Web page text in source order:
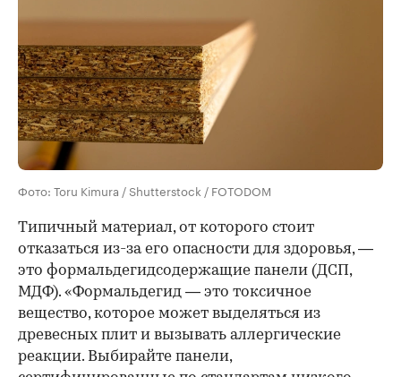
Фото: Toru Kimura / Shutterstock / FOTODOM
Типичный материал, от которого стоит
отказаться из-за его опасности для здоровья, —
это формальдегидсодержащие панели (ДСП,
МДФ). «Формальдегид — это токсичное
вещество, которое может выделяться из
древесных плит и вызывать аллергические
реакции. Выбирайте панели,